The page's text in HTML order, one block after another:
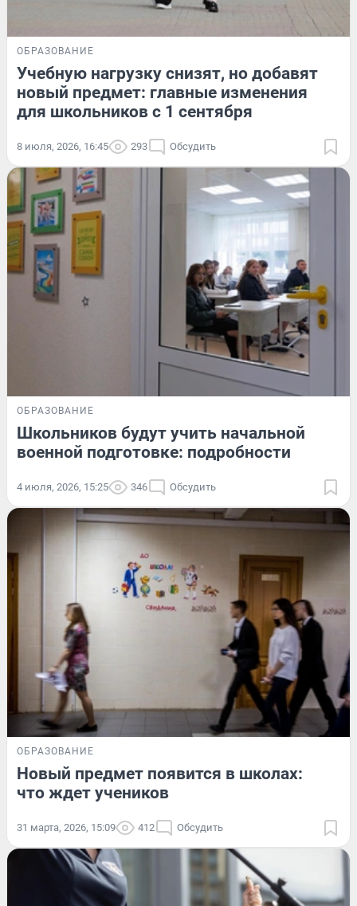
ОБРАЗОВАНИЕ
Учебную нагрузку снизят, но добавят
новый предмет: главные изменения
для школьников с 1 сентября
8 июля, 2026, 16:45 293 Обсудить
ОБРАЗОВАНИЕ
Школьников будут учить начальной
военной подготовке: подробности
4 июля, 2026, 15:25 346 Обсудить
ОБРАЗОВАНИЕ
Новый предмет появится в школах:
что ждет учеников
31 марта, 2026, 15:09 412 Обсудить